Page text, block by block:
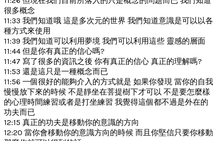
很多概念
11:33 我們知道哦 這是多次元的世界 我們知道意識是可以以各
種方式來使用
11:39 我們知道可以利用夢境 我們可以利用這些 靈感的層面
11:44 但是你有真正的信心嗎?
11:47 寫了很多的資訊之後 你有真正的信心 真正的理解嗎?
11:53 還是這只是一種概念而已
11:56 一個很好的能夠介入的方式就是 如果你發現 當你的自我
慢慢放下來的時候 不是靜坐在菩提樹下才可以 不是要怎麼樣
的心理時間練習或者是打坐練習 我覺得這個都不過是外在的
功夫而已
12:15 真正的功夫是移動你的意識的方向
12:20 當你會移動你的意識方向的時候 而且你堅信只要你移動